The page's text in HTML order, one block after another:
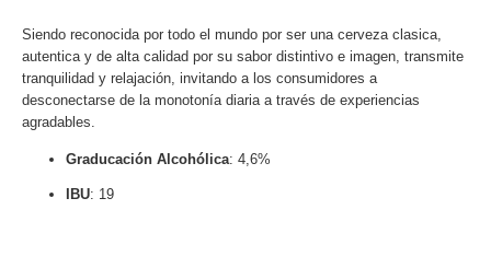
Siendo reconocida por todo el mundo por ser una cerveza clasica,
autentica y de alta calidad por su sabor distintivo e imagen, transmite
tranquilidad y relajación, invitando a los consumidores a
desconectarse de la monotonía diaria a través de experiencias
agradables.
Graducación Alcohólica: 4,6%
IBU: 19